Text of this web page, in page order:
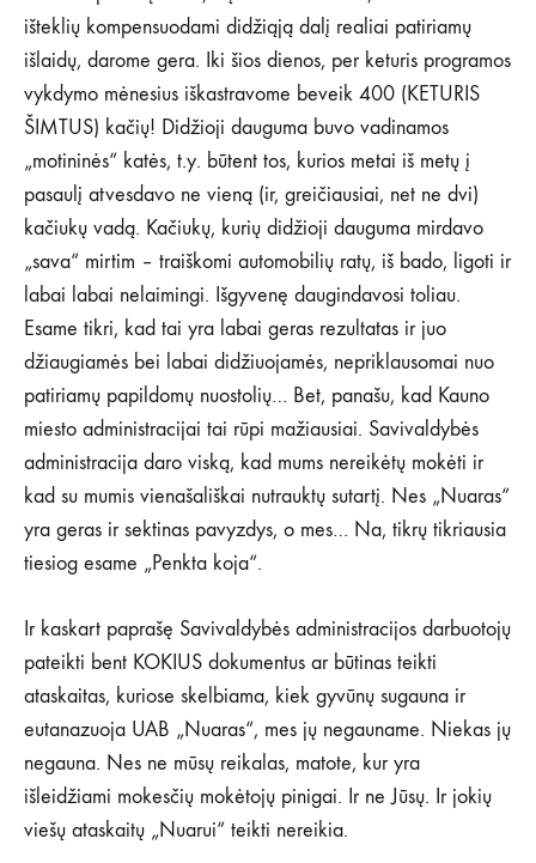
išteklių kompensuodami didžiąją dalį realiai patiriamų
išlaidų, darome gera. Iki šios dienos, per keturis programos
vykdymo mėnesius iškastravome beveik 400 (KETURIS
ŠIMTUS) kačių! Didžioji dauguma buvo vadinamos
„motininės“ katės, t.y. būtent tos, kurios metai iš metų į
pasaulį atvesdavo ne vieną (ir, greičiausiai, net ne dvi)
kačiukų vadą. Kačiukų, kurių didžioji dauguma mirdavo
„sava“ mirtim – traiškomi automobilių ratų, iš bado, ligoti ir
labai labai nelaimingi. Išgyvenę daugindavosi toliau.
Esame tikri, kad tai yra labai geras rezultatas ir juo
džiaugiamės bei labai didžiuojamės, nepriklausomai nuo
patiriamų papildomų nuostolių… Bet, panašu, kad Kauno
miesto administracijai tai rūpi mažiausiai. Savivaldybės
administracija daro viską, kad mums nereikėtų mokėti ir
kad su mumis vienašališkai nutrauktų sutartį. Nes „Nuaras“
yra geras ir sektinas pavyzdys, o mes… Na, tikrų tikriausia
tiesiog esame „Penkta koja“.
Ir kaskart paprašę Savivaldybės administracijos darbuotojų
pateikti bent KOKIUS dokumentus ar būtinas teikti
ataskaitas, kuriose skelbiama, kiek gyvūnų sugauna ir
eutanazuoja UAB „Nuaras“, mes jų negauname. Niekas jų
negauna. Nes ne mūsų reikalas, matote, kur yra
išleidžiami mokesčių mokėtojų pinigai. Ir ne Jūsų. Ir jokių
viešų ataskaitų „Nuarui“ teikti nereikia.